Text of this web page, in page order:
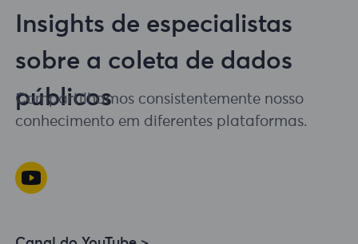
Insights de especialistas
sobre a coleta de dados
públicos
Compartilhamos consistentemente nosso
conhecimento em diferentes plataformas.